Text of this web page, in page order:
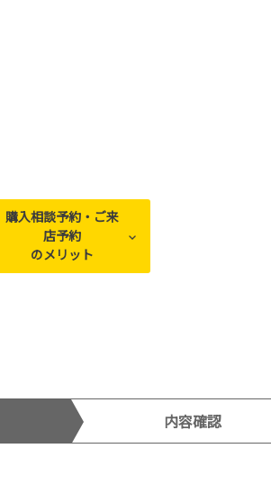
購入相談予約・ご来
店予約
のメリット
内容確認